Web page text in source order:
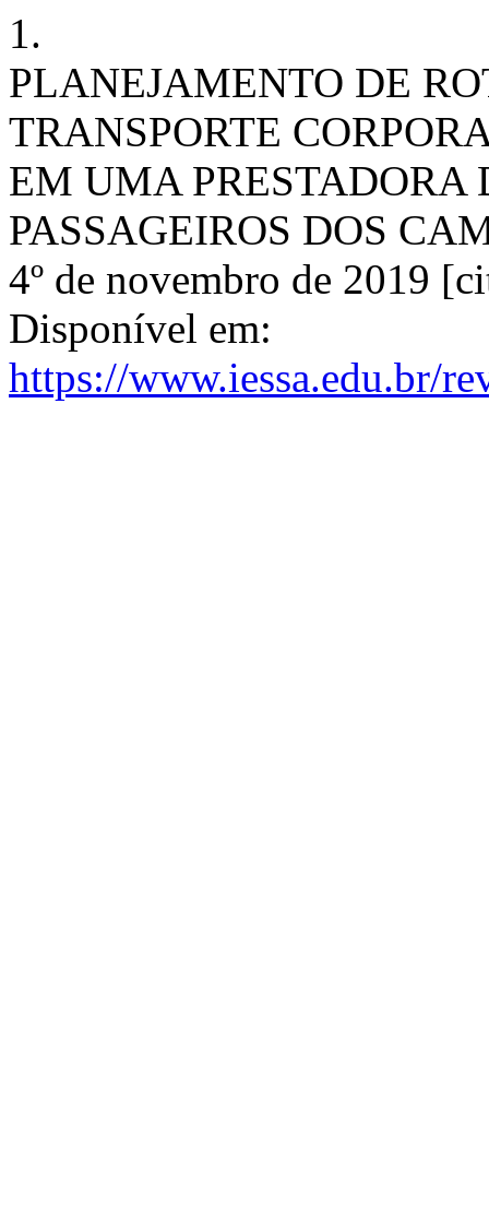
1.
PLANEJAMENTO DE
TRANSPORTE
EM UMA PRESTADORA
PASSAGEIROS DOS
4º de novembro de 2019
Disponível em:
https://www.iessa.edu.br/